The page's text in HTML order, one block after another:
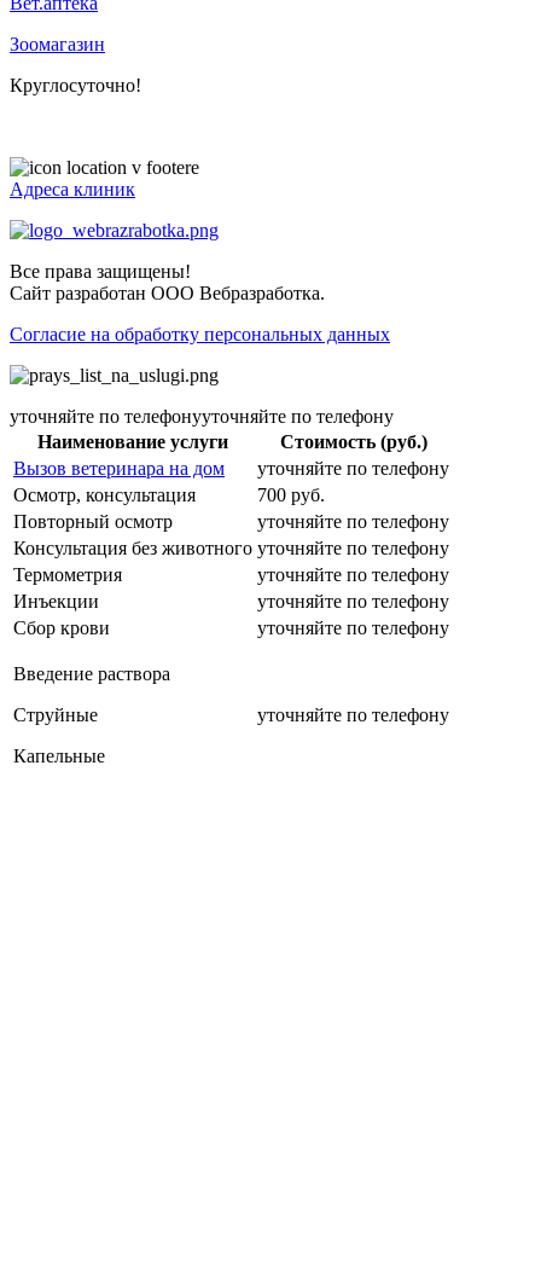
Зоомагазин
Круглосуточно!
Адреса клиник
Все права защищены!
Сайт разработан ООО Вебразработка.
Согласие на обработку персональных данных
уточняйте по телефонууточняйте по телефону
Наименование услуги
Стоимость (руб.)
Вызов ветеринара на дом
уточняйте по телефону
Осмотр, консультация
700 руб.
Повторный осмотр
уточняйте по телефону
Консультация без животного уточняйте по телефону
Термометрия
уточняйте по телефону
Инъекции
уточняйте по телефону
Сбор крови
уточняйте по телефону
Введение раствора
Струйные
Капельные
уточняйте по телефону